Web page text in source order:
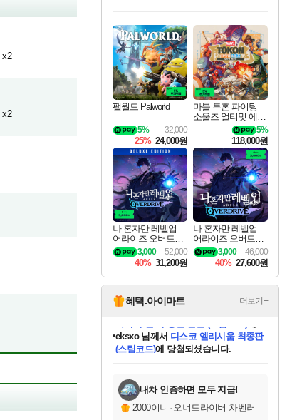
x2
x2
최대 90% 할인가를 만나보세요!
네이버혜택과 함께 만나보세요!
50%할인&추가 적립까지!
네이버 혜택가와 함께 예약하세요!
할인&네이버혜택으로 만나보세요!
네이버페이 혜택과 만나보세요!
40주년 프로모션으로 만나보세요!
네이버 포인트 혜택까지!
할인가에 만나보세요!
일부 에디션 상시 할인!
혜택으로 예약 판매 중
편안하게 충전하세요
팰월드 Palworld
32,000
5%
25% 24,000원
마블 투혼 파이팅
소울즈 얼티밋 에디
션 예약구매 MARV
EL Tokon Fighting S
ouls Ultimate Edition
Pre-Purchase
5%
118,000원
나 혼자만 레벨업
어라이즈 오버드라
이브 디럭스 에디션
Solo Leveling Arise
Overdrive Deluxe Edi
tion
52,000
3,000
40% 31,200원
나 혼자만 레벨업
어라이즈 오버드라
이브 Solo Leveling A
rise
46,000
3,000
40% 27,600원
혜택.아이마트 더보기+
당첨되셨습니다.
당첨되셨습니다.
eksxo님께서 디스코 엘리시움 최종판
(스팀코드)에 당첨되셨습니다.
당첨되셨습니다.
당첨되셨습니다.
에디션 (스팀코드)를 교환.
당첨되셨습니다.
당첨되셨습니다.
당첨되셨습니다.
당첨되셨습니다.
내차 인증하면 모두 지급!
2000이니 · 오너드라이버 차벤러